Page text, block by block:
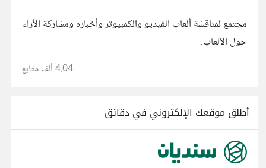
مجتمع لمناقشة ألعاب الفيديو والكمبيوتر وأخباره ومشاركة الأراء
حول الألعاب.
4.04 ألف متابع
أطلق موقعك الإلكتروني في دقائق